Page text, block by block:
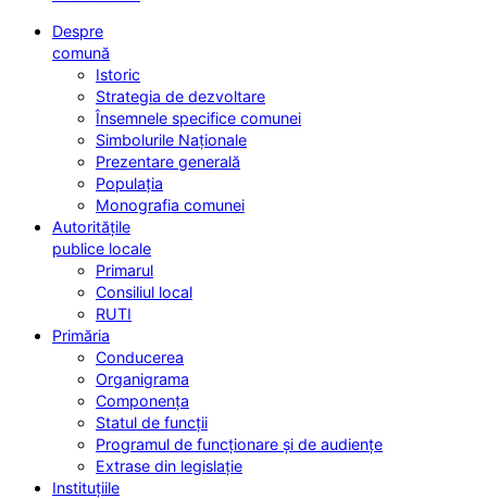
Despre
comună
Istoric
Strategia de dezvoltare
Însemnele specifice comunei
Simbolurile Naționale
Prezentare generală
Populația
Monografia comunei
Autoritățile
publice locale
Primarul
Consiliul local
RUTI
Primăria
Conducerea
Organigrama
Componența
Statul de funcții
Programul de funcționare și de audiențe
Extrase din legislație
Instituțiile